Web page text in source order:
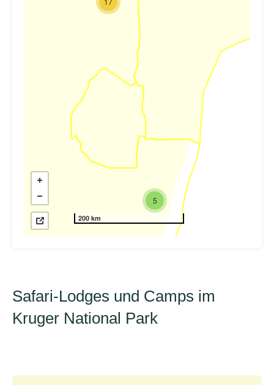
5
200 km
Safari-Lodges und Camps im
Kruger National Park